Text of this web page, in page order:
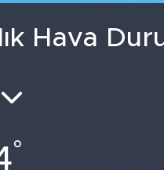
BİST100
Hava
°